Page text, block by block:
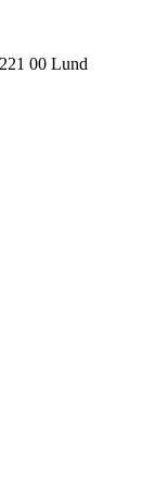
00 Lund